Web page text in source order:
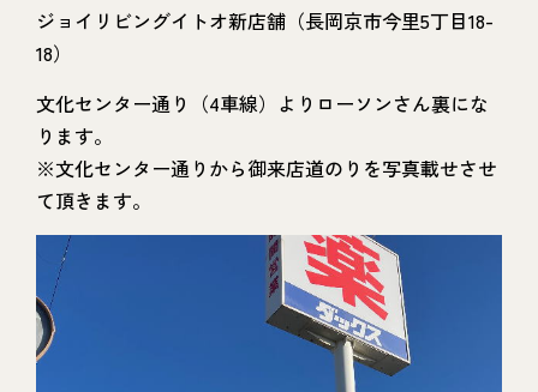
ジョイリビングイトオ新店舗（長岡京市今里5丁目18-
18）
文化センター通り（4車線）よりローソンさん裏にな
ります。
※文化センター通りから御来店道のりを写真載せさせ
て頂きます。